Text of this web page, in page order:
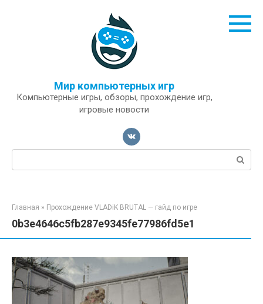
Мир компьютерных игр
Компьютерные игры, обзоры, прохождение игр,
игровые новости
Поиск:
Главная » Прохождение VLADiK BRUTAL — гайд по игре
0b3e4646c5fb287e9345fe77986fd5e1